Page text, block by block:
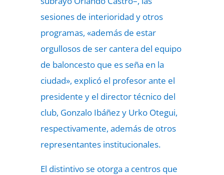
sesiones de interioridad y otros
programas, «además de estar
orgullosos de ser cantera del equipo
de baloncesto que es seña en la
ciudad», explicó el profesor ante el
presidente y el director técnico del
club, Gonzalo Ibáñez y Urko Otegui,
respectivamente, además de otros
representantes institucionales.
El distintivo se otorga a centros que